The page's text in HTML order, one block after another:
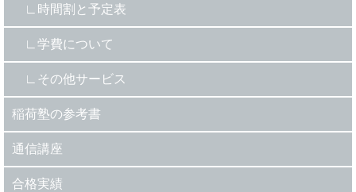
時間割と予定表
学費について
その他サービス
稲荷塾の参考書
通信講座
合格実績